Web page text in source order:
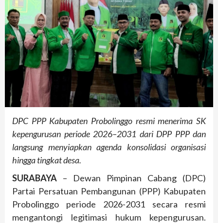
DPC PPP Kabupaten Probolinggo resmi menerima SK
kepengurusan periode 2026–2031 dari DPP PPP dan
langsung menyiapkan agenda konsolidasi organisasi
hingga tingkat desa.
SURABAYA – Dewan Pimpinan Cabang (DPC)
Partai Persatuan Pembangunan (PPP) Kabupaten
Probolinggo periode 2026-2031 secara resmi
mengantongi legitimasi hukum kepengurusan.